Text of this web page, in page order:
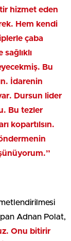
hizmet eden
Hem kendi
çaba
Bu
İdarenin
Dursun lider
Bu tezler
kopartılsın.
Adnan Polat,
Onu bitirir